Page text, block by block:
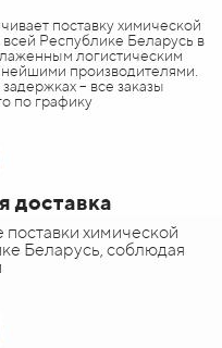
поставку химической
Республике Беларусь в
логистическим
производителями.
– все заказы
по графику
доставка
химической
Беларусь, соблюдая